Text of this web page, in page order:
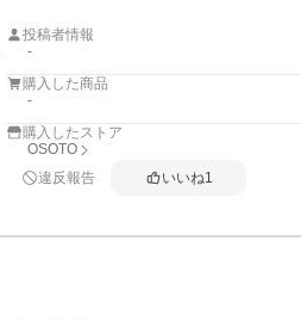
投稿者情報
-
購入した商品
-
購入したストア
OSOTO
違反報告
いいね1